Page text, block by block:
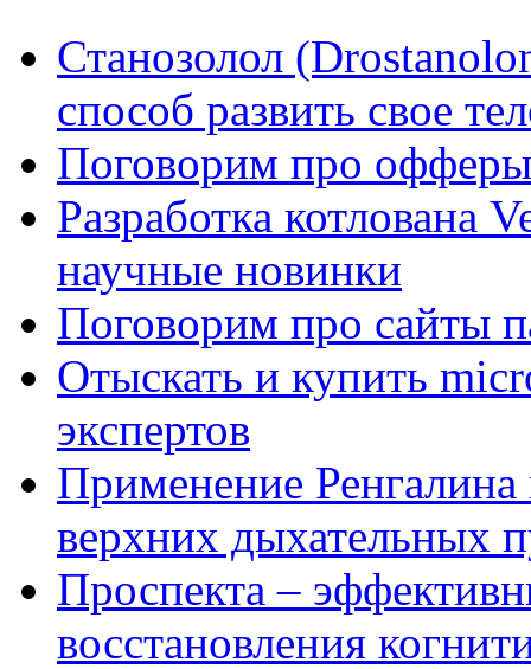
Станозолол
способ развить свое
Поговорим про
Разработка котлована
научные новинки
Поговорим про сайты
Отыскать и купить
экспертов
Применение Ренгалина
верхних дыхательных
Проспекта –
восстановления